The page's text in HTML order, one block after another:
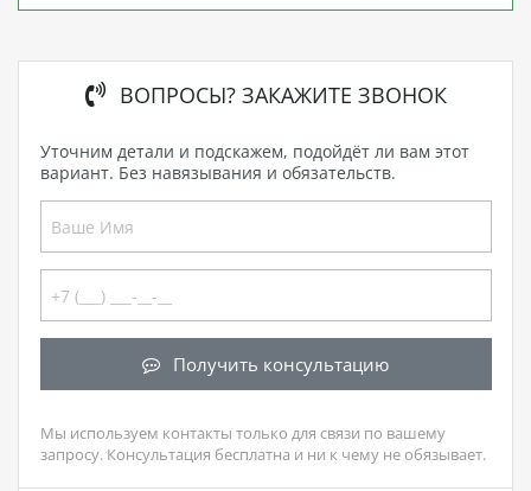
ВОПРОСЫ? ЗАКАЖИТЕ ЗВОНОК
Уточним детали и подскажем, подойдёт ли вам этот
вариант. Без навязывания и обязательств.
Получить консультацию
Мы используем контакты только для связи по вашему
запросу. Консультация бесплатна и ни к чему не обязывает.